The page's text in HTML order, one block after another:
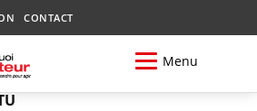
CONTACT
Menu